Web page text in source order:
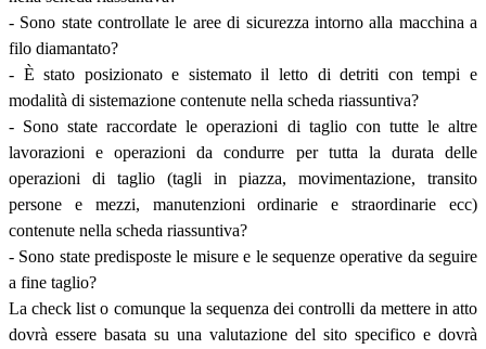
- Sono state controllate le aree di sicurezza intorno alla macchina a
filo diamantato?
- È stato posizionato e sistemato il letto di detriti con tempi e
modalità di sistemazione contenute nella scheda riassuntiva?
- Sono state raccordate le operazioni di taglio con tutte le altre
lavorazioni e operazioni da condurre per tutta la durata delle
operazioni di taglio (tagli in piazza, movimentazione, transito
persone e mezzi, manutenzioni ordinarie e straordinarie ecc)
contenute nella scheda riassuntiva?
- Sono state predisposte le misure e le sequenze operative da seguire
a fine taglio?
La check list o comunque la sequenza dei controlli da mettere in atto
dovrà essere basata su una valutazione del sito specifico e dovrà